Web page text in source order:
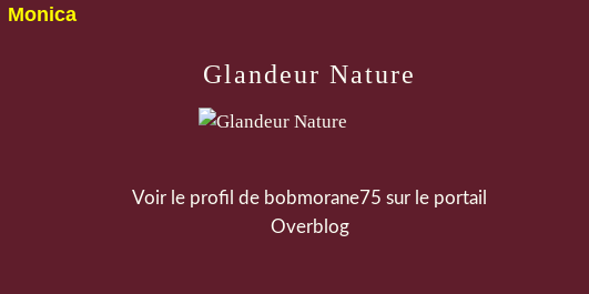
Monica
Glandeur Nature
Voir le profil de bobmorane75 sur le portail
Overblog